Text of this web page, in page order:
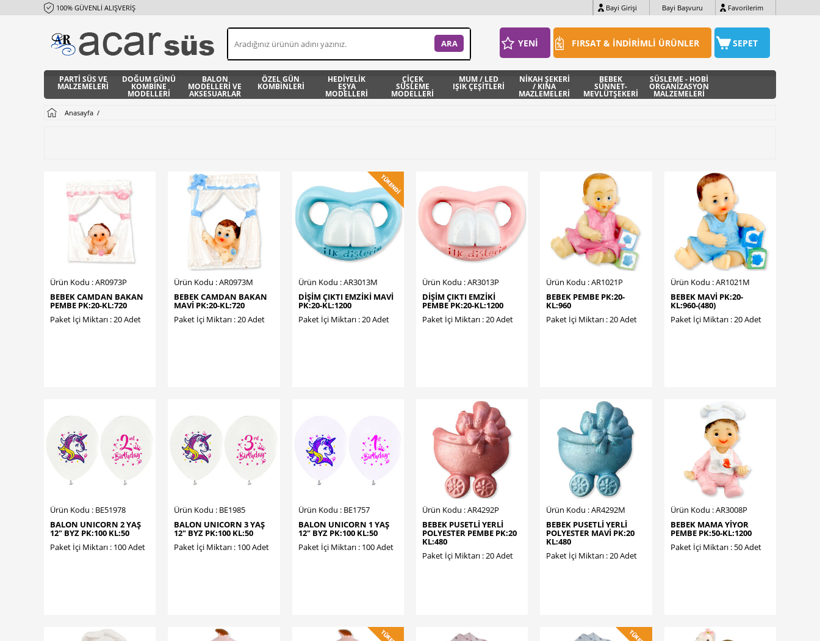
Bayi Girişi Bayi Başvuru Favorilerim
100% GÜVENLİ ALIŞVERİŞ
SEPET
FIRSAT & İNDİRİMLİ ÜRÜNLER
YENİ
PARTİ SÜS VE
MALZEMELERİ
DOĞUM GÜNÜ
KOMBİNE
MODELLERİ
BALON
MODELLERİ VE
AKSESUARLAR
ÖZEL GÜN
KOMBİNLERİ
HEDİYELİK
EŞYA
MODELLERİ
ÇİÇEK
SÜSLEME
MODELLERİ
MUM / LED
IŞIK ÇEŞİTLERİ
NİKAH ŞEKERİ
/ KINA
MAZLEMELERİ
BEBEK
SÜNNET-
MEVLÜTŞEKERİ
SÜSLEME - HOBİ
ORGANİZASYON
MALZEMELERİ
Anasayfa
Ürün Kodu : AR0973P
BEBEK CAMDAN BAKAN
PEMBE PK:20-KL:720
Paket İçi Miktarı : 20 Adet
Ürün Kodu : AR0973M
BEBEK CAMDAN BAKAN
MAVİ PK:20-KL:720
Paket İçi Miktarı : 20 Adet
Ürün Kodu : AR3013M
DİŞİM ÇIKTI EMZİKİ MAVİ
PK:20-KL:1200
Paket İçi Miktarı : 20 Adet
Ürün Kodu : AR3013P
DİŞİM ÇIKTI EMZİKİ
PEMBE PK:20-KL:1200
Paket İçi Miktarı : 20 Adet
Ürün Kodu : AR1021P
BEBEK PEMBE PK:20-
KL:960
Paket İçi Miktarı : 20 Adet
Ürün Kodu : AR1021M
BEBEK MAVİ PK:20-
KL:960-(480)
Paket İçi Miktarı : 20 Adet
Ürün Kodu : BE51978
BALON UNICORN 2 YAŞ
12" BYZ PK:100 KL:50
Paket İçi Miktarı : 100 Adet
Ürün Kodu : BE1985
BALON UNICORN 3 YAŞ
12" BYZ PK:100 KL:50
Paket İçi Miktarı : 100 Adet
Ürün Kodu : BE1757
BALON UNICORN 1 YAŞ
12" BYZ PK:100 KL:50
Paket İçi Miktarı : 100 Adet
Ürün Kodu : AR4292P
BEBEK PUSETLİ YERLİ
POLYESTER PEMBE PK:20
KL:480
Paket İçi Miktarı : 20 Adet
Ürün Kodu : AR4292M
BEBEK PUSETLİ YERLİ
POLYESTER MAVİ PK:20
KL:480
Paket İçi Miktarı : 20 Adet
Ürün Kodu : AR3008P
BEBEK MAMA YİYOR
PEMBE PK:50-KL:1200
Paket İçi Miktarı : 50 Adet